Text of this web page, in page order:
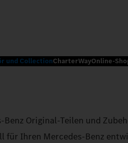
und CollectionCharterWayOnline-
Original-Teilen und
Ihren Mercedes-Benz